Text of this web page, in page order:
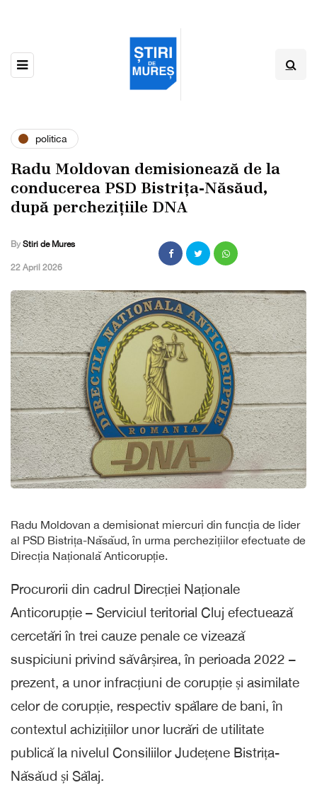
politica
Radu Moldovan demisionează de la
conducerea PSD Bistrița-Năsăud,
după perchezițiile DNA
By Stiri de Mures
,22 April 2026
Radu Moldovan a demisionat miercuri din funcția de lider
al PSD Bistrița-Năsăud, în urma perchezițiilor efectuate de
Direcția Națională Anticorupție.
Procurorii din cadrul Direcției Naționale
Anticorupție – Serviciul teritorial Cluj efectuează
cercetări în trei cauze penale ce vizează
suspiciuni privind săvârșirea, în perioada 2022 –
prezent, a unor infracțiuni de corupție și asimilate
celor de corupție, respectiv spălare de bani, în
contextul achizițiilor unor lucrări de utilitate
publică la nivelul Consiliilor Județene Bistrița-
Năsăud și Sălaj.